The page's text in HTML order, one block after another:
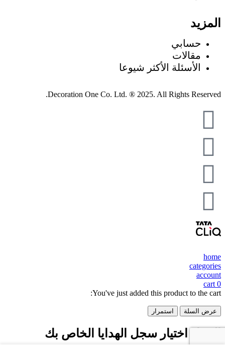
المزيد
حسابي
مقالات
الأسئلة الأكثر شيوعا
Decoration One Co. Ltd. ® 2025. All Rights Reserved.
home
categories
account
0
cart
You've just added this product to the cart:
عرض السلة استمرار
الرجاء اختيار سجل الهدايا الخاص بك